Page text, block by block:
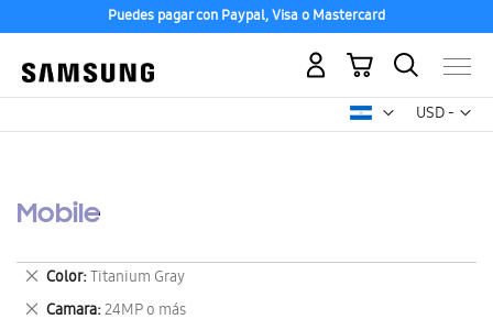
Puedes pagar con Paypal, Visa o Mastercard
USD -
dólar
Mi carrito
Mobile
Color Titanium Gray
Eliminar
este
artículo
Camara 24MP o más
Eliminar